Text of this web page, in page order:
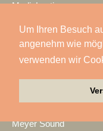
Um Ihren Besuch
angenehm wie
verwenden wir
MediaLantic
MEDIA|tek
MEEVI-rent
Mega Audio
Meyer Sound